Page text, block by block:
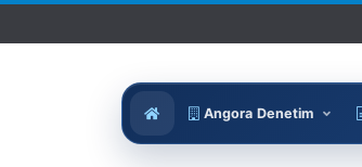
Angora Denetim